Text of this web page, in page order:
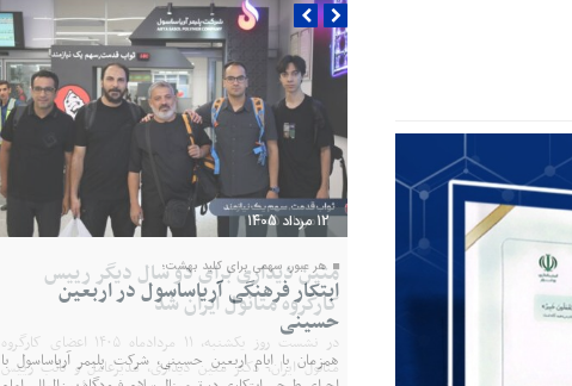
11 مرداد 1405
متین دیداری برای دو سال دیگر رییس
کارگروه متانول ایران شد
در نشست روز یکشنبه، ۱۱ مردادماه ۱۴۰۵ اعضای کارگروه
متانول ایران، دکتر متین دیداری، مدیرعامل و‌ نائب رییس